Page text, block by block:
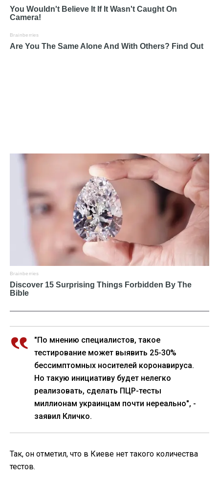
"По мнению специалистов, такое
тестирование может выявить 25-30%
бессимптомных носителей коронавируса.
Но такую инициативу будет нелегко
реализовать, сделать ПЦР-тесты
миллионам украинцам почти нереально", -
заявил Кличко.
Так, он отметил, что в Киеве нет такого количества
тестов.